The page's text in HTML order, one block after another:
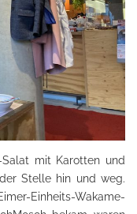
mit Karotten und
Stelle hin und weg.
Einheits-Wakame-